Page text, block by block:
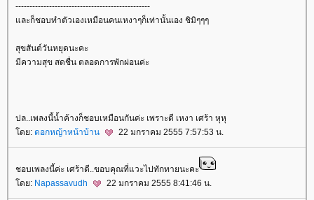
------------------------------------------------
ละก็ชอบทำตัวเองเหมือนคนเหงาๆก็เท่านั้นเอง ชิมิๆๆๆ
สุขสันต์วันหยุดนะคะ
มีความสุข สดชื่น ตลอดการพักผ่อนค่ะ
ปล..เพลงนี้น้ำค้างก็ชอบเหมือนกันค่ะ เพราะดี เหงา เศร้า หุหุ
ดย: ดอกหญ้าหน้าบ้าน 22 มกราคม 2555 7:57:53 น.
ชอบเพลงนี้ค่ะ เศร้าดี..ขอบคุณที่แวะไปทักทายนะคะ
ดย: Napassavudh 22 มกราคม 2555 8:41:46 น.